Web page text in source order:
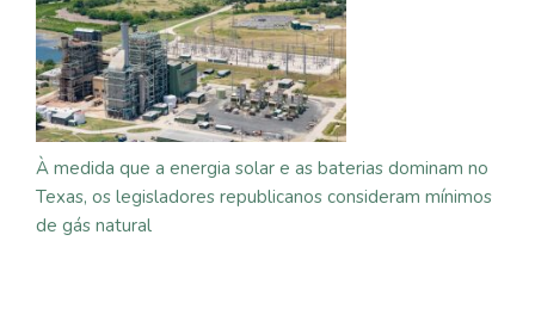
À medida que a energia solar e as baterias dominam no
Texas, os legisladores republicanos consideram mínimos
de gás natural